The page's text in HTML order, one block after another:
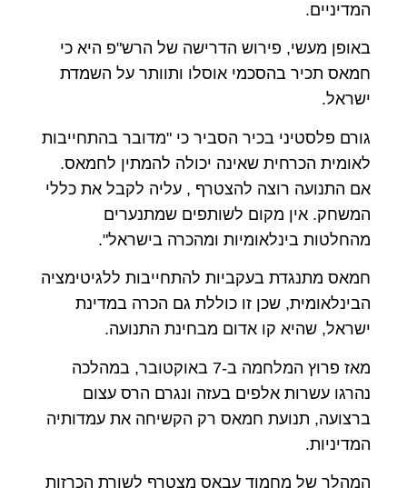
המדיניים.
באופן מעשי, פירוש הדרישה של הרש"פ היא כי
חמאס תכיר בהסכמי אוסלו ותוותר על השמדת
ישראל.
גורם פלסטיני בכיר הסביר כי "מדובר בהתחייבות
לאומית הכרחית שאינה יכולה להמתין לחמאס.
אם התנועה רוצה להצטרף , עליה לקבל את כללי
המשחק. אין מקום לשותפים שמתנערים
מהחלטות בינלאומיות ומהכרה בישראל".
חמאס מתנגדת בעקביות להתחייבות ללגיטימציה
הבינלאומית, שכן זו כוללת גם הכרה במדינת
ישראל, שהיא קו אדום מבחינת התנועה.
מאז פרוץ המלחמה ב-7 באוקטובר, במהלכה
נהרגו עשרות אלפים בעזה ונגרם הרס עצום
ברצועה, תנועת חמאס רק הקשיחה את עמדותיה
המדיניות.
המהלך של מחמוד עבאס מצטרף לשורת הכרזות